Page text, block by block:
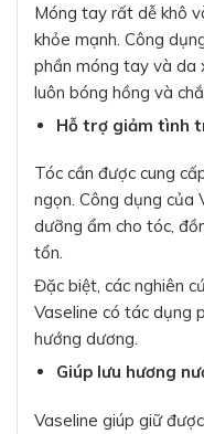
Móng tay rất dễ khô
khỏe mạnh. Công
phần móng tay và da
luôn bóng hồng và
Hỗ trợ giảm tình
Tóc cần được cung
ngọn. Công dụng của
dưỡng ẩm cho tóc,
tổn.
Đặc biệt, các nghiên
Vaseline có tác dụng
hướng dương.
Giúp lưu hương
Vaseline giúp giữ